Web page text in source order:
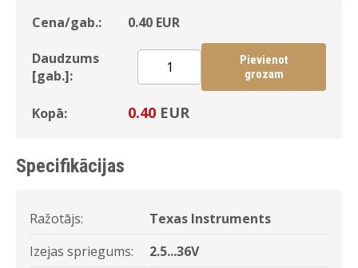
Cena/gab.: 0.40 EUR
Daudzums
[gab.]:
Pievienot
grozam
Kopā: 0.40 EUR
Specifikācijas
Ražotājs:
Texas Instruments
Izejas spriegums:
2.5...36V